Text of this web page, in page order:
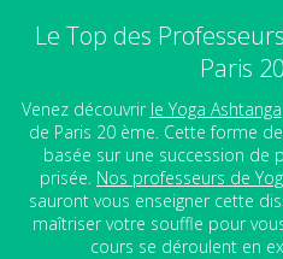
Le Top des
Paris
Venez découvrir le Yoga Ashtanga
de Paris 20 ème. Cette forme
basée sur une succession de
prisée. Nos professeurs de
sauront vous enseigner cette
maîtriser votre souffle pour
cours se déroulent en